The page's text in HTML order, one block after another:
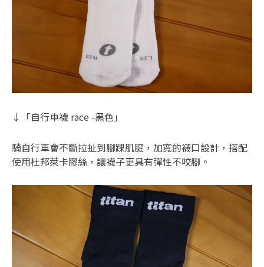
↓「自行車襪 race -黑色」
騎自行車會不斷拉扯到腳踝肌腱，加寬的襪口設計，搭配
使用杜邦萊卡膠絲，讓襪子更具有彈性不咬腳。